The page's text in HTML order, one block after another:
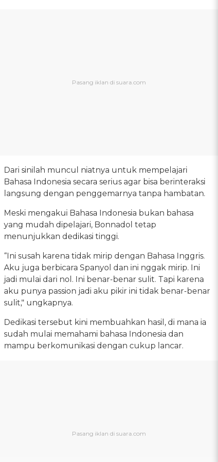
Dari sinilah muncul niatnya untuk mempelajari
Bahasa Indonesia secara serius agar bisa berinteraksi
langsung dengan penggemarnya tanpa hambatan.
Meski mengakui Bahasa Indonesia bukan bahasa
yang mudah dipelajari, Bonnadol tetap
menunjukkan dedikasi tinggi.
“Ini susah karena tidak mirip dengan Bahasa Inggris.
Aku juga berbicara Spanyol dan ini nggak mirip. Ini
jadi mulai dari nol. Ini benar-benar sulit. Tapi karena
aku punya passion jadi aku pikir ini tidak benar-benar
sulit," ungkapnya.
Dedikasi tersebut kini membuahkan hasil, di mana ia
sudah mulai memahami bahasa Indonesia dan
mampu berkomunikasi dengan cukup lancar.